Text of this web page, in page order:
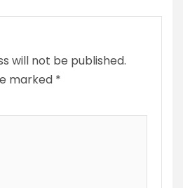
will not be published.
marked *